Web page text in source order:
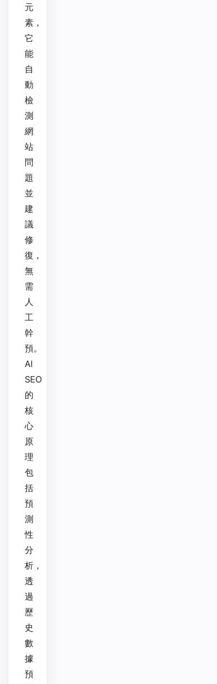
元
素，
它
能
自
動
檢
測
網
站
問
題
並
建
議
修
復，
無
需
人
工
幹
預。
AI
SEO
的
核
心
原
理
包
括
預
測
性
分
析，
透
過
歷
史
數
據
預